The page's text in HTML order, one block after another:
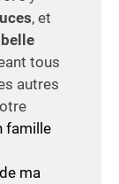
, et
tous
autres
famille
ma